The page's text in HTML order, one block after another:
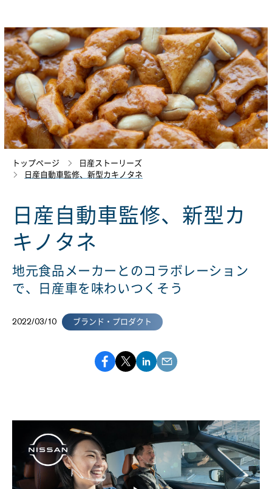
トップページ
日産ストーリーズ
日産自動車監修、新型カキノタネ
日産自動車監修、新型カ
キノタネ
地元食品メーカーとのコラボレーション
で、日産車を味わいつくそう
2022/03/10 ブランド・プロダクト